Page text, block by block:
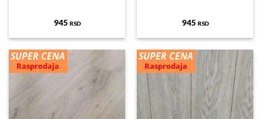
945 RSD 945 RSD
SUPER CENA
Rasprodaja
SUPER CENA
Rasprodaja